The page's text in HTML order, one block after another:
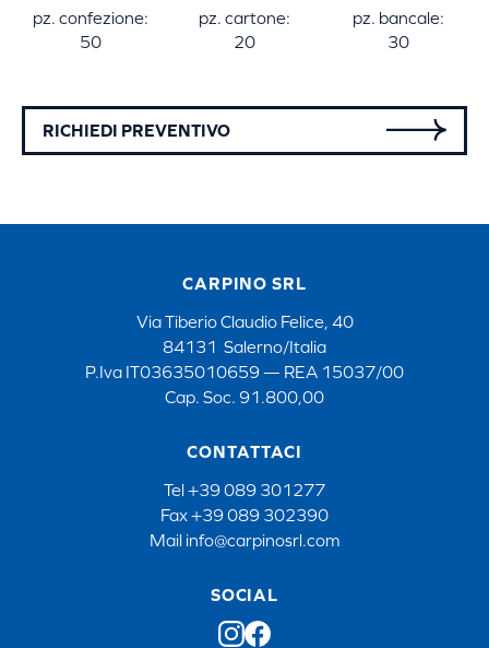
pz. confezione:
50
pz. cartone:
20
pz. bancale:
30
RICHIEDI PREVENTIVO
CARPINO SRL
Via Tiberio Claudio Felice, 40
84131 Salerno/Italia
P.Iva IT03635010659 — REA 15037/00
Cap. Soc. 91.800,00
CONTATTACI
Tel+39 089 301277
Fax+39 089 302390
Mail info@carpinosrl.com
SOCIAL